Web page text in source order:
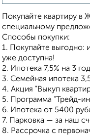
Покупайте квартиру
специальному
Способы покупки:
1. Покупайте выгодно:
уже доступна!
2. Ипотека 7,5% на 3
3. Семейная ипотека
4. Акция "Выкуп
5. Программа "Трейд-
6. Ипотека от 5400
7. Парковка — за наш
8. Рассрочка с